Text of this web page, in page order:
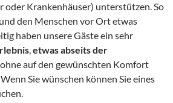
oder Krankenhäuser) unterstützen. So
den Menschen vor Ort etwas
haben unsere Gäste ein sehr
,etwas abseits der
auf den gewünschten Komfort
Sie wünschen können Sie eines